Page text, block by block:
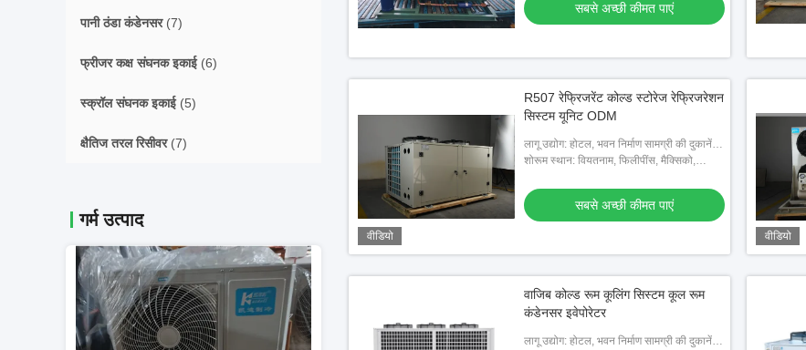
पानी ठंडा कंडेनसर(7)
फ्रीजर कक्ष संघनक इकाई(6)
स्क्रॉल संघनक इकाई(5)
क्षैतिज तरल रिसीवर(7)
गर्म उत्पाद
सबसे अच्छी कीमत पाएं
वीडियो
R507 रेफ्रिजरेंट कोल्ड स्टोरेज रेफ्रिजरेशन
सिस्टम यूनिट ODM
लागू उद्योग: होटल, भवन निर्माण सामग्री की दुकानें,
मशीनरी मरम्मत की दुकानें, खाद्य और पेय कारखाने,
शोरूम स्थान: वियतनाम, फिलीपींस, मैक्सिको,
ताजिकिस्तान
सबसे अच्छी कीमत पाएं
वीडियो
वाजिब कोल्ड रूम कूलिंग सिस्टम कूल रूम
कंडेनसर इवेपोरेटर
लागू उद्योग: होटल, भवन निर्माण सामग्री की दुकानें,